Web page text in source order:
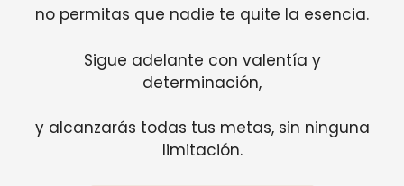
no permitas que nadie te quite la esencia.
Sigue adelante con valentía y
determinación,
y alcanzarás todas tus metas, sin ninguna
limitación.